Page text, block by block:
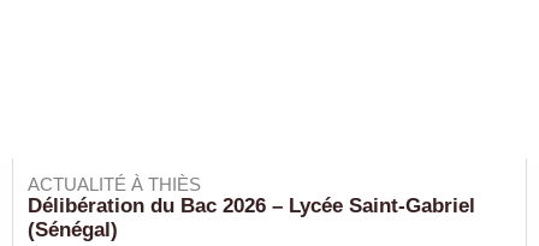
ACTUALITÉ À THIÈS
Délibération du Bac 2026 – Lycée Saint-Gabriel
(Sénégal)